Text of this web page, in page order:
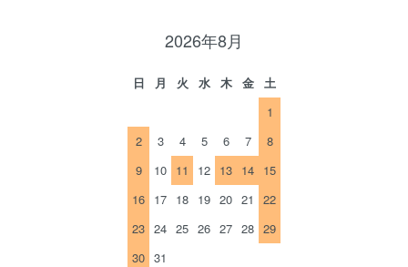
2026年8月
日 月 火 水 木 金
土
1
2
3 4 5 6 7
8
9
10 11 12 13 14 15
16 17 18 19 20 21
22
23 24 25 26 27 28 29
30 31